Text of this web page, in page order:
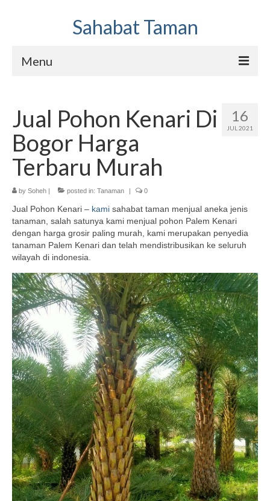
Sahabat Taman
Menu
Hubungi Kami
Sahabat Taman Galery
16
JUL 2021
Jual Pohon Kenari Di
Bogor Harga
Terbaru Murah
by Soheh | posted in: Tanaman | 0
Jual Pohon Kenari – kami sahabat taman menjual aneka jenis
tanaman, salah satunya kami menjual pohon Palem Kenari
dengan harga grosir paling murah, kami merupakan penyedia
tanaman Palem Kenari dan telah mendistribusikan ke seluruh
wilayah di indonesia.